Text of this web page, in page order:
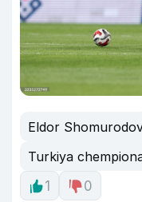
Eldor
Turkiya
1
0